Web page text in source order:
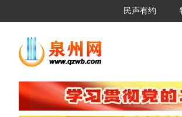
民声有约